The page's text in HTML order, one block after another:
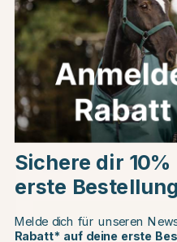
40L
Produktinformationen
Über die Marke
Choose country
EU
Sichere dir
erste
Melde dich für unseren
Rabatt* auf deine erste